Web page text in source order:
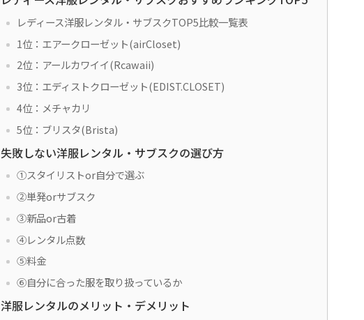
レディース洋服レンタル・サブスクTOP5比較一覧表
1位：エアークローゼット(airCloset)
2位：アールカワイイ(Rcawaii)
3位：エディストクローゼット(EDIST.CLOSET)
4位：メチャカリ
5位：ブリスタ(Brista)
失敗しない洋服レンタル・サブスクの選び方
①スタイリストor自分で選ぶ
②単発orサブスク
③新品or古着
④レンタル点数
⑤料金
⑥自分に合った服を取り扱っているか
洋服レンタルのメリット・デメリット